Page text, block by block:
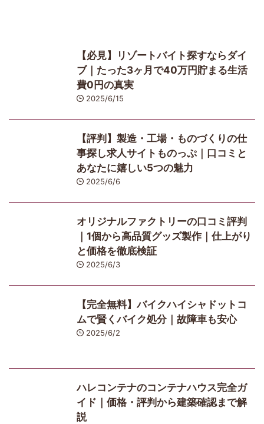
【必見】リゾートバイト探すならダイ
ブ｜たった3ヶ月で40万円貯まる生活
費0円の真実
2025/6/15
【評判】製造・工場・ものづくりの仕
事探し求人サイトものっぷ｜口コミと
あなたに嬉しい5つの魅力
2025/6/6
オリジナルファクトリーの口コミ評判
｜1個から高品質グッズ製作｜仕上がり
と価格を徹底検証
2025/6/3
【完全無料】バイクハイシャドットコ
ムで賢くバイク処分｜故障車も安心
2025/6/2
ハレコンテナのコンテナハウス完全ガ
イド｜価格・評判から建築確認まで解
説